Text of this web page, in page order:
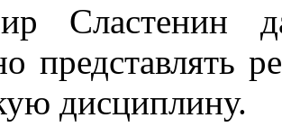
Сластенин
представлять
дисциплину.